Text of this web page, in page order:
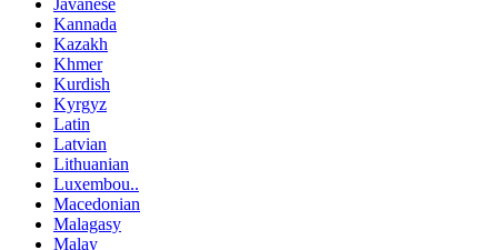
Javanese
Kannada
Kazakh
Khmer
Kurdish
Kyrgyz
Latin
Latvian
Lithuanian
Luxembou..
Macedonian
Malagasy
Malay